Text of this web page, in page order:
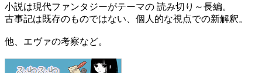
小説は現代ファンタジーがテーマの 読み切り～長編。
古事記は既存のものではない、個人的な視点での新解釈。
他、エヴァの考察など。